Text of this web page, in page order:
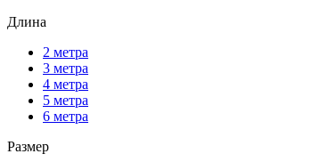
Длина
2 метра
3 метра
4 метра
5 метра
6 метра
Размер